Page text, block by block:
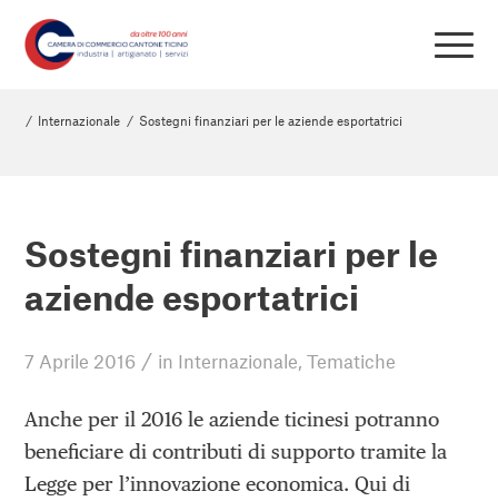
/ Internazionale / Sostegni finanziari per le aziende esportatrici
Sostegni finanziari per le
aziende esportatrici
7 Aprile 2016 / in Internazionale,Tematiche
Anche per il 2016 le aziende ticinesi potranno
beneficiare di contributi di supporto tramite la
Legge per l’innovazione economica. Qui di